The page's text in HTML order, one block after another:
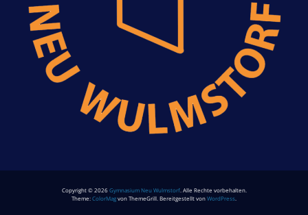
Copyright © 2026Gymnasium Neu Wulmstorf. Alle Rechte vorbehalten.
Theme:ColorMagvon ThemeGrill. Bereitgestellt vonWordPress